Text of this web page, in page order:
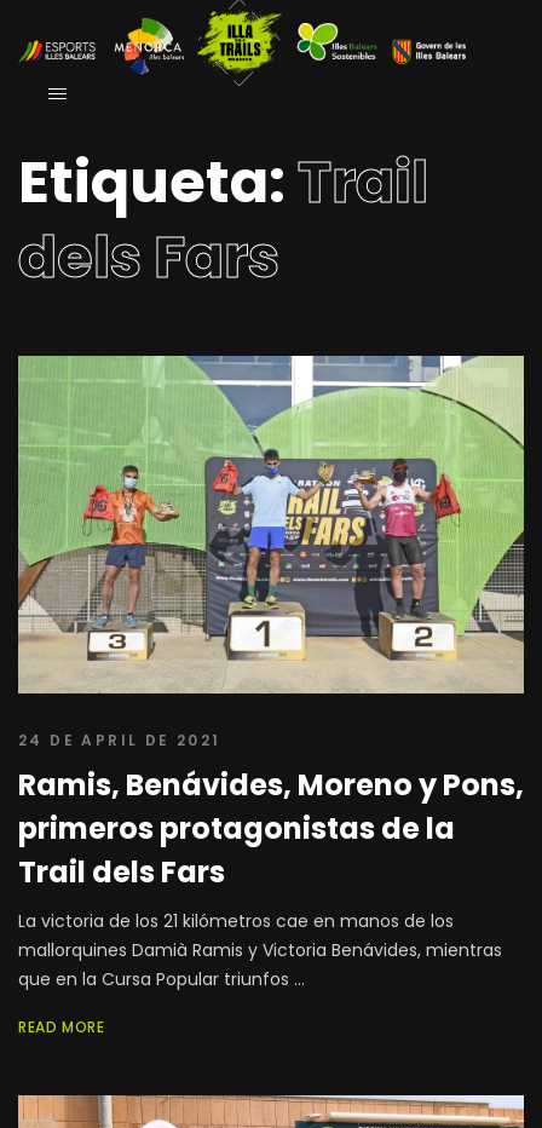
Etiqueta:Trail
dels Fars
24 DE APRIL DE 2021
Ramis, Benávides, Moreno y Pons,
primeros protagonistas de la
Trail dels Fars
La victoria de los 21 kilómetros cae en manos de los
mallorquines Damià Ramis y Victoria Benávides, mientras
que en la Cursa Popular triunfos ...
READ MORE